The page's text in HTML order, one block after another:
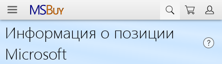
Информация о позиции
Microsoft